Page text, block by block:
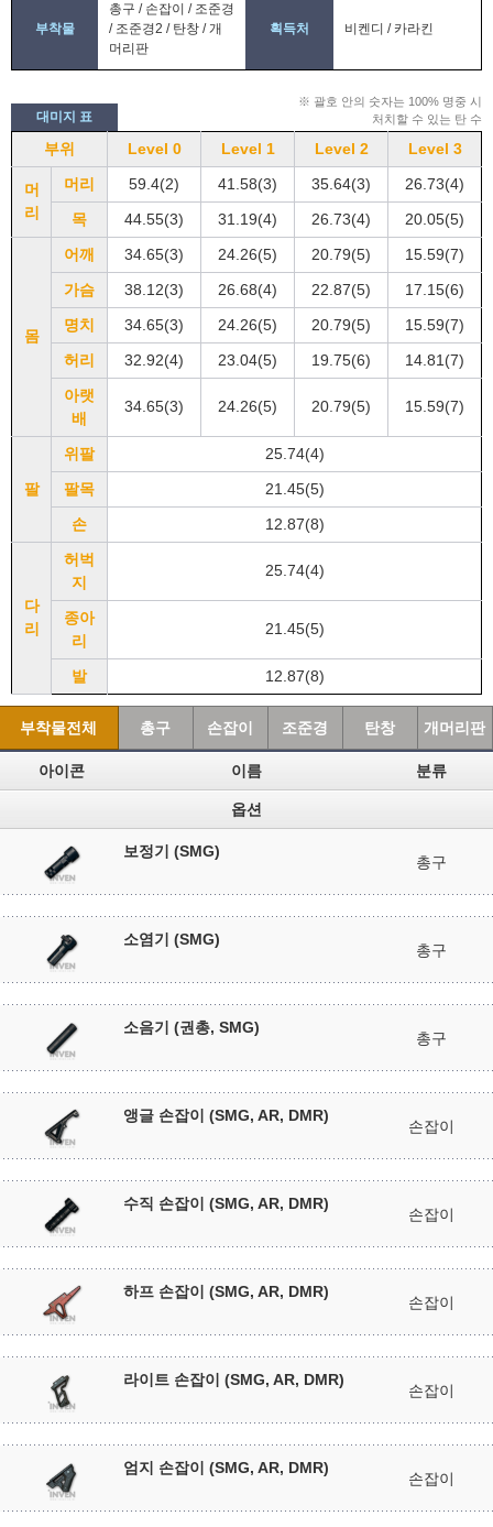
부착물
총구 / 손잡이 / 조준경
/ 조준경2 / 탄창 / 개
머리판
획득처 비켄디 / 카라킨
대미지 표
※ 괄호 안의 숫자는 100% 명중 시
처치할 수 있는 탄 수
부위 Level 0 Level 1 Level 2 Level 3
머
리
머리 59.4(2) 41.58(3) 35.64(3)
26.73(4)
목
44.55(3) 31.19(4) 26.73(4) 20.05(5)
몸
어깨 34.65(3) 24.26(5) 20.79(5)
15.59(7)
가슴
38.12(3) 26.68(4) 22.87(5)
17.15(6)
명치
34.65(3) 24.26(5) 20.79(5)
15.59(7)
허리
32.92(4) 23.04(5) 19.75(6)
14.81(7)
아랫
배
34.65(3) 24.26(5) 20.79(5) 15.59(7)
팔
위팔
25.74(4)
팔목
21.45(5)
손
12.87(8)
다
리
허벅
지
25.74(4)
종아
리
21.45(5)
발 12.87(8)
부착물전체 총구 손잡이 조준경 탄창 개머리판
아이콘 이름 분류
옵션
보정기 (SMG)
총구
소염기 (SMG)
총구
소음기 (권총, SMG)
총구
앵글 손잡이 (SMG, AR, DMR)
손잡이
수직 손잡이 (SMG, AR, DMR)
손잡이
하프 손잡이 (SMG, AR, DMR)
손잡이
라이트 손잡이 (SMG, AR, DMR)
손잡이
엄지 손잡이 (SMG, AR, DMR)
손잡이